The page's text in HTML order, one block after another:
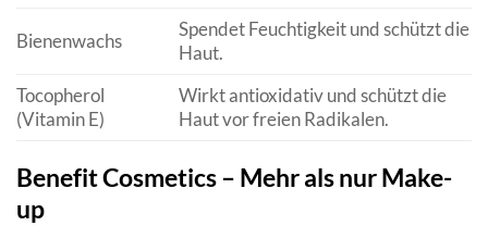
Bienenwachs
Spendet Feuchtigkeit und schützt die
Haut.
Tocopherol
(Vitamin E)
Wirkt antioxidativ und schützt die
Haut vor freien Radikalen.
Benefit Cosmetics – Mehr als nur Make-
up